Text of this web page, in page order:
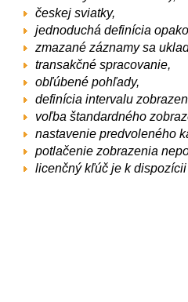
českej sviatky,
jednoduchá definícia
zmazané záznamy sa
transakčné spracovanie,
obľúbené pohľady,
definícia intervalu
voľba štandardného
nastavenie predvoleného
potlačenie zobrazenia
licenčný kľúč je k